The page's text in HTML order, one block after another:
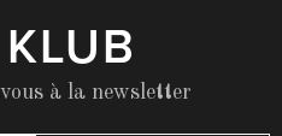
KLUB
à la newsletter